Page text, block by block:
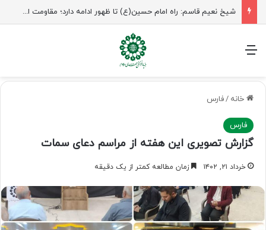
شیخ نعیم قاسم: راه امام حسین(ع) تا ظهور ادامه دارد؛ مقاومت از کربلا الهام می‌گیرد
منو
خانه /فارس
فارس
گزارش تصویری این هفته از مراسم دعای سمات
خرداد ۲۱, ۱۴۰۲ زمان مطالعه کمتر از یک دقیقه